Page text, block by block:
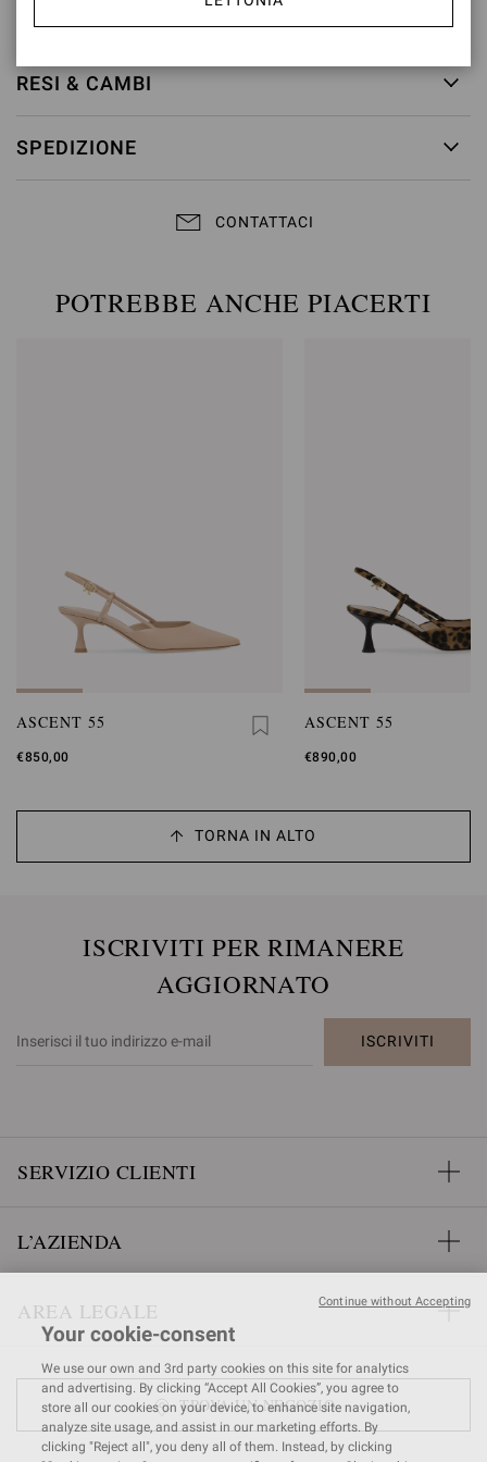
G98080.55RIC.COZPRND
RESI & CAMBI
SPEDIZIONE
CONTATTACI
POTREBBE ANCHE PIACERTI
ASCENT 55
€850,00
ASCENT 55
€890,00
TORNA IN ALTO
ISCRIVITI PER RIMANERE
AGGIORNATO
ISCRIVITI
SERVIZIO CLIENTI
L’AZIENDA
AREA LEGALE
TROVA UN NEGOZIO
Your cookie-consent
We use our own and 3rd party cookies on this site for analytics
and advertising. By clicking “Accept All Cookies”, you agree to
store all our cookies on your device, to enhance site navigation,
analyze site usage, and assist in our marketing efforts. By
clicking "Reject all", you deny all of them. Instead, by clicking
Continue without Accepting